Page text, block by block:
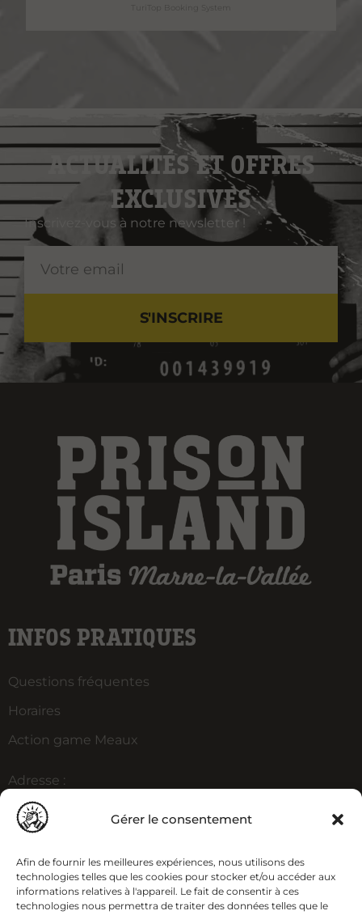
Gérer le consentement
Afin de fournir les meilleures expériences, nous utilisons des
technologies telles que les cookies pour stocker et/ou accéder aux
informations relatives à l'appareil. Le fait de consentir à ces
technologies nous permettra de traiter des données telles que le
ACTUALITÉS ET OFFRES
EXCLUSIVES
Inscrivez-vous à notre newsletter !
INFOS PRATIQUES
Questions fréquentes
Horaires
Action game Meaux
Adresse :
2 Bd Olof Palme
77184 Émerainville
PRISON ISLAND